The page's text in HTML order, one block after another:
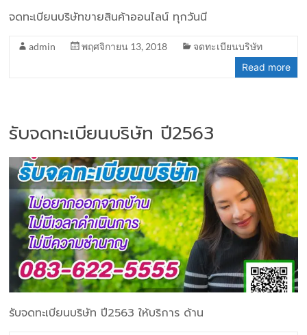
จดทะเบียนบริษัทขายสินค้าออนไลน์ ทุกวันนี
admin พฤศจิกายน 13, 2018
จดทะเบียนบริษัท
Read more
รับจดทะเบียนบริษัท ปี2563
รับจดทะเบียนบริษัท ปี2563 ให้บริการ ด้าน